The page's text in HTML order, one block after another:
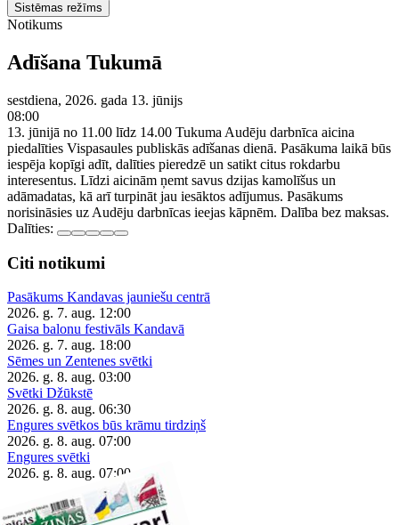
Sistēmas režīms
Notikums
Adīšana Tukumā
sestdiena, 2026. gada 13. jūnijs
08:00
13. jūnijā no 11.00 līdz 14.00 Tukuma Audēju darbnīca aicina
piedalīties Vispasaules publiskās adīšanas dienā. Pasākuma laikā būs
iespēja kopīgi adīt, dalīties pieredzē un satikt citus rokdarbu
interesentus. Līdzi aicinām ņemt savus dzijas kamolīšus un
adāmadatas, kā arī turpināt jau iesāktos adījumus. Pasākums
norisināsies uz Audēju darbnīcas ieejas kāpnēm. Dalība bez maksas.
Dalīties:
Citi notikumi
Pasākums Kandavas jauniešu centrā
2026. g. 7. aug. 12:00
Gaisa balonu festivāls Kandavā
2026. g. 7. aug. 18:00
Sēmes un Zentenes svētki
2026. g. 8. aug. 03:00
Svētki Džūkstē
2026. g. 8. aug. 06:30
Engures svētkos būs krāmu tirdziņš
2026. g. 8. aug. 07:00
Engures svētki
2026. g. 8. aug. 07:00